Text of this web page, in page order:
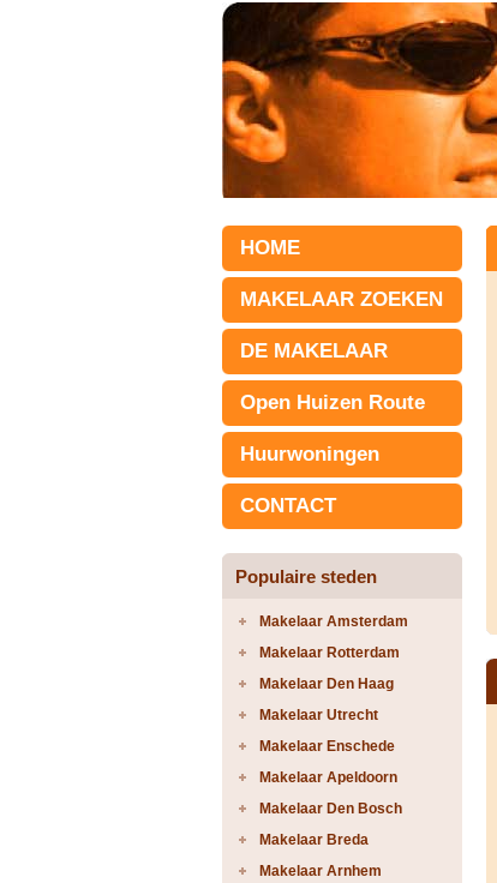
HOME
MAKELAAR ZOEKEN
DE MAKELAAR
Open Huizen Route
Huurwoningen
CONTACT
Populaire steden
Makelaar Amsterdam
Makelaar Rotterdam
Makelaar Den Haag
Makelaar Utrecht
Makelaar Enschede
Makelaar Apeldoorn
Makelaar Den Bosch
Makelaar Breda
Makelaar Arnhem